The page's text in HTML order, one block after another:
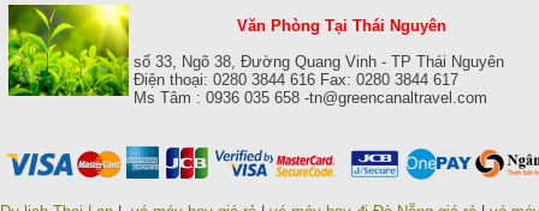
Văn Phòng Tại Thái Nguyên
số 33, Ngõ 38, Đường Quang Vinh - TP Thái Nguyên
Điện thoại: 0280 3844 616 Fax: 0280 3844 617
Ms Tâm : 0936 035 658 -tn@greencanaltravel.com